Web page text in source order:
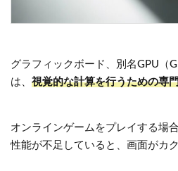
グラフィックボード、別名GPU（
は、 視覚的な計算を行うための専
オンラインゲームをプレイする場
性能が不足していると、画面がカ